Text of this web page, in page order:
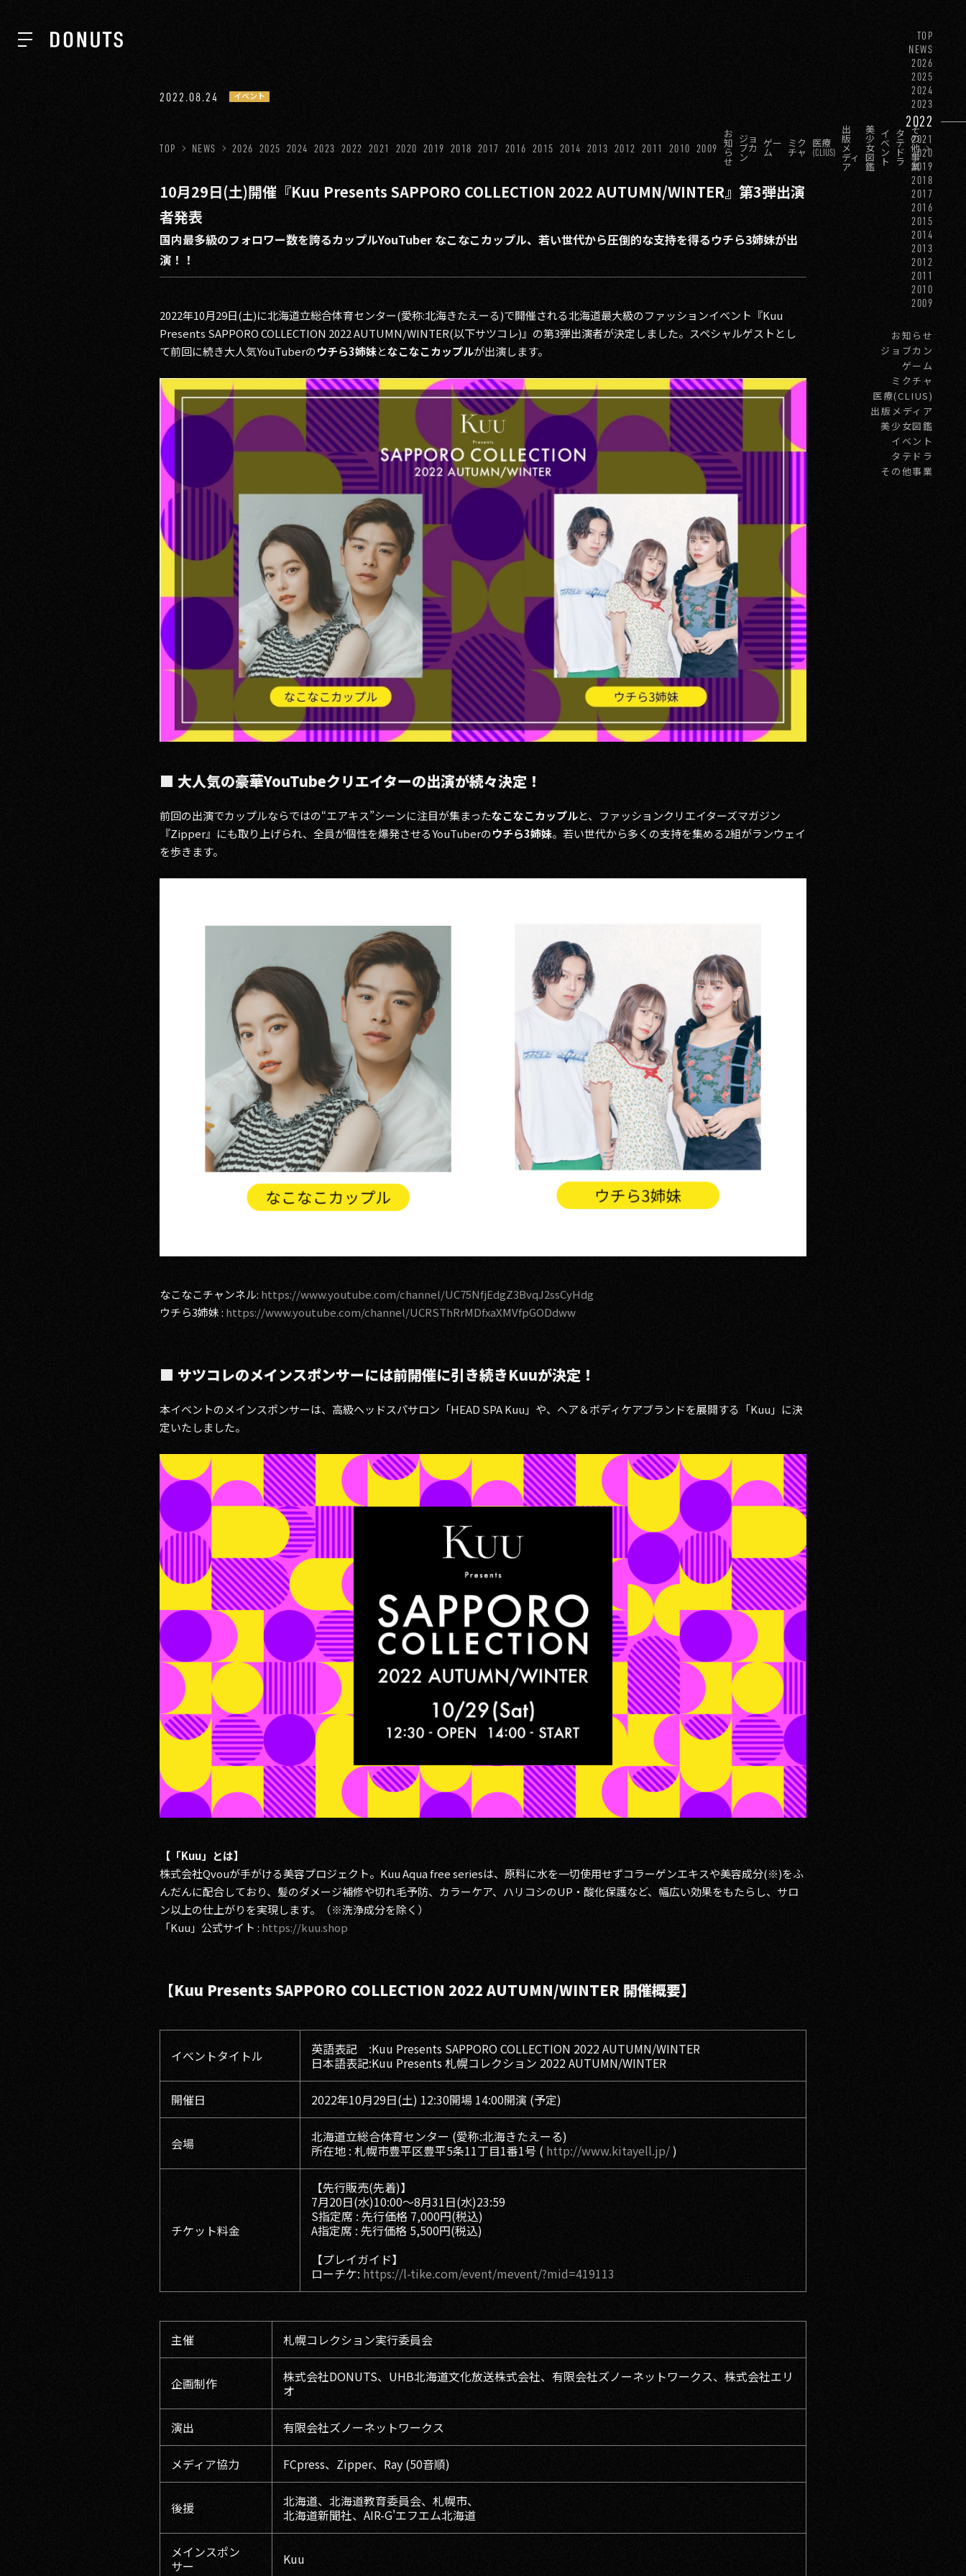
ABOUT
SERVICES
GROUP
RECRUIT
CONTACT
PRIVACY POLICY
TOP
NEWS
2026
2025
2024
2023
2022
2021
2020
2019
2018
2017
2016
2015
2014
2013
2012
2011
2010
2009
お知らせ
ジョブカン
ゲーム
ミクチャ
医療(CLIUS)
出版メディア
美少女図鑑
イベント
タテドラ
その他事業
2022.08.24 イベント
TOP NEWS 2026 2025 2024 2023 2022 2021 2020 2019 2018 2017 2016 2015 2014 2013 2012 2011 2010 2009
お
知
ら
せ
ジョ
ブカ
ン
ゲー
ム
ミク
チャ
医療
(CLIUS)
出
版
メ
ディ
ア
美
少
女
図
鑑
イ
ベ
ン
ト
タ
テ
ド
ラ
そ
の
他
事
業
10月29日(土)開催『Kuu Presents SAPPORO COLLECTION 2022 AUTUMN/WINTER』第3弾出演
者発表
国内最多級のフォロワー数を誇るカップルYouTuber なこなこカップル、若い世代から圧倒的な支持を得るウチら3姉妹が出
演！！
2022年10月29日(土)に北海道立総合体育センター(愛称:北海きたえーる)で開催される北海道最大級のファッションイベント『Kuu
Presents SAPPORO COLLECTION 2022 AUTUMN/WINTER(以下サツコレ)』の第3弾出演者が決定しました。スペシャルゲストとし
て前回に続き大人気YouTuberのウチら3姉妹となこなこカップルが出演します。
■ 大人気の豪華YouTubeクリエイターの出演が続々決定！
前回の出演でカップルならではの“エアキス”シーンに注目が集まったなこなこカップルと、ファッションクリエイターズマガジン
『Zipper』にも取り上げられ、全員が個性を爆発させ​るYouTuberのウチら3姉妹。若い世代から多くの支持を集める2組がランウェイ
を歩きます。
なこなこチャンネル: https://www.youtube.com/channel/UC75NfjEdgZ3BvqJ2ssCyHdg
ウチら3姉妹 : https://www.youtube.com/channel/UCRSThRrMDfxaXMVfpGODdww
■ サツコレのメインスポンサーには前開催に引き続きKuuが決定！
本イベントのメインスポンサーは、高級ヘッドスパサロン「HEAD SPA Kuu」や、​ヘア＆ボディケアブランドを展開する「Kuu」に決
定いたしました。
【「Kuu」とは】
株式会社Qvouが手がける美容プロジェクト。Kuu Aqua free seriesは、原料に水を一切使用せずコラーゲンエキスや美容成分(※)をふ
んだんに配合しており、髪のダメージ補修や切れ毛予防、カラーケア、ハリコシのUP・酸化保護など、幅広い効果をもたらし、サロ
ン以上の仕上がりを実現します。（※洗浄成分を除く）
「Kuu」公式サイト : https://kuu.shop
【Kuu Presents SAPPORO COLLECTION 2022 AUTUMN/WINTER 開催概要】
イベントタイトル
英語表記 :Kuu Presents SAPPORO COLLECTION 2022 AUTUMN/WINTER
日本語表記:Kuu Presents 札幌コレクション 2022 AUTUMN/WINTER
開催日 2022年10月29日(土) 12:30開場 14:00開演 (予定)
会場
北海道立総合体育センター (愛称:北海きたえーる)
所在地 : 札幌市豊平区豊平5条11丁目1番1号 ( http://www.kitayell.jp/)
チケット料金
【先行販売(先着)】
7月20日(水)10:00〜8月31日(水)23:59
S指定席 : 先行価格 7,000円(税込)
A指定席 : 先行価格 5,500円(税込)
【プレイガイド】
ローチケ: https://l-tike.com/event/mevent/?mid=419113
主催 札幌コレクション実行委員会
企画制作
株式会社DONUTS、UHB北海道文化放送株式会社、有限会社ズノーネットワークス、株式会社エリ
オ
演出 有限会社ズノーネットワークス
メディア協力 FCpress、Zipper、Ray (50音順)
後援
北海道、北海道教育委員会、札幌市、
北海道新聞社、AIR-G'エフエム北海道
メインスポン
サー
Kuu